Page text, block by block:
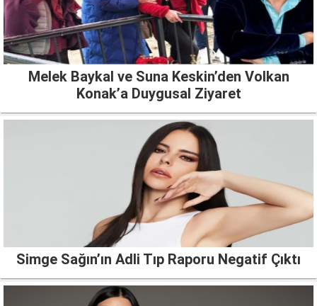
Melek Baykal ve Suna Keskin’den Volkan
Konak’a Duygusal Ziyaret
Simge Sağın’ın Adli Tıp Raporu Negatif Çıktı